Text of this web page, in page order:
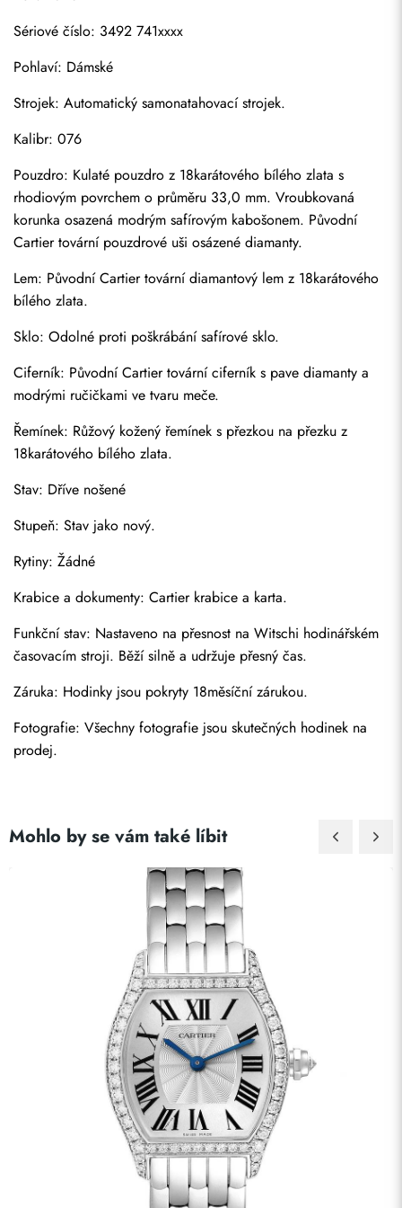
Sériové číslo: 3492 741xxxx
Pohlaví: Dámské
Strojek: Automatický samonatahovací strojek.
Kalibr: 076
Pouzdro: Kulaté pouzdro z 18karátového bílého zlata s
rhodiovým povrchem o průměru 33,0 mm. Vroubkovaná
korunka osazená modrým safírovým kabošonem. Původní
Cartier tovární pouzdrové uši osázené diamanty.
Lem: Původní Cartier tovární diamantový lem z 18karátového
bílého zlata.
Sklo: Odolné proti poškrábání safírové sklo.
Ciferník: Původní Cartier tovární ciferník s pave diamanty a
modrými ručičkami ve tvaru meče.
Řemínek: Růžový kožený řemínek s přezkou na přezku z
18karátového bílého zlata.
Stav: Dříve nošené
Stupeň: Stav jako nový.
Rytiny: Žádné
Krabice a dokumenty: Cartier krabice a karta.
Funkční stav: Nastaveno na přesnost na Witschi hodinářském
časovacím stroji. Běží silně a udržuje přesný čas.
Záruka: Hodinky jsou pokryty 18měsíční zárukou.
Fotografie: Všechny fotografie jsou skutečných hodinek na
prodej.
Mohlo by se vám také líbit